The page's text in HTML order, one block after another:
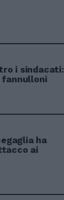
i sindacati:
fannulloni
ha
ai